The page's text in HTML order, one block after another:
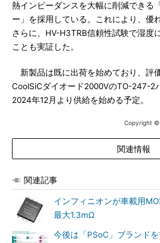
熱インピーダンスを大幅に削減できる
ー」を採用している。これにより、優
さらに、HV-H3TRB信頼性試験で湿度
ことも実証した。
新製品は既に出荷を始めており、評
CoolSiCダイオード2000VのTO-247-2
2024年12月より供給を始める予定。
Copyright ©
関連情報
関連記事
インフィニオンが車載用
最大1.3mΩ
今後は「PSoC」ブランド